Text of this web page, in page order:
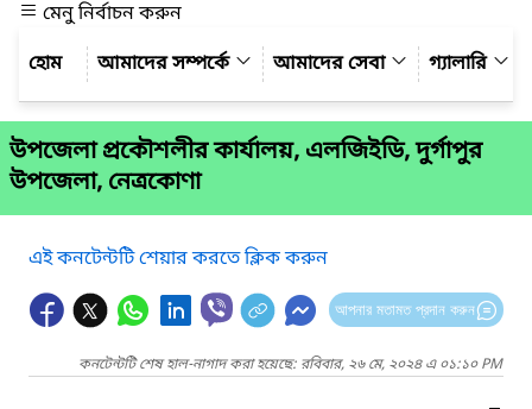
মেনু নির্বাচন করুন
আমাদের সম্পর্কে
আমাদের সেবা গ্যালারি
উপজেলা প্রকৌশলীর কার্যালয়, এলজিইডি, দুর্গাপুর
উপজেলা, নেত্রকোণা
এই কনটেন্টটি শেয়ার করতে ক্লিক করুন
আপনার মতামত প্রদান করুন
কনটেন্টটি শেষ হাল-নাগাদ করা হয়েছে: রবিবার, ২৬ মে, ২০২৪ এ ০১:১০ PM